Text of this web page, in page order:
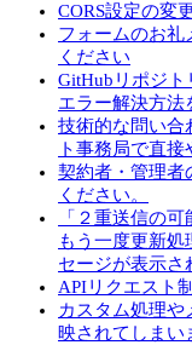
CORS設定の変
フォームのお礼
ください
GitHubリポジト
エラー解決方法
技術的な問い合
ト事務局で直
契約者・管理者
ください。
「２重送信の
もう一度更新処
セージが表示さ
APIリクエスト
カスタム処理や
映されてしまい